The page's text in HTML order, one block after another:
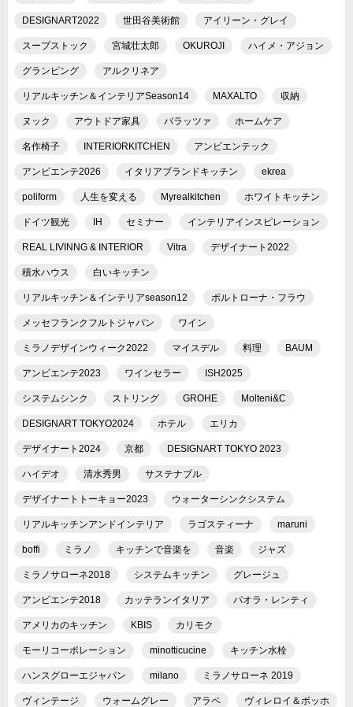
DESIGNART2022 世田谷美術館 アイリーン・グレイ
スープストック 宮城壮太郎 OKUROJI ハイメ・アジョン
グランピング アルクリネア
リアルキッチン＆インテリアSeason14 MAXALTO 収納
ヌック アウトドア家具 バラッツァ ホームケア
名作椅子 INTERIORKITCHEN アンビエンテック
アンビエンテ2026 イタリアブランドキッチン ekrea
poliform 人生を変える Myrealkitchen ホワイトキッチン
ドイツ観光 IH セミナー インテリアインスピレーション
REAL LIVINNG & INTERIOR Vitra デザイナート2022
積水ハウス 白いキッチン
リアルキッチン＆インテリアseason12 ポルトローナ・フラウ
メッセフランクフルトジャパン ワイン
ミラノデザインウィーク2022 マイスデル 料理 BAUM
アンビエンテ2023 ワインセラー ISH2025
システムシンク ストリング GROHE Molteni&C
DESIGNART TOKYO2024 ホテル エリカ
デザイナート2024 京都 DESIGNART TOKYO 2023
ハイデオ 清水秀男 サステナブル
デザイナートトーキョー2023 ウォーターシンクシステム
リアルキッチンアンドインテリア ラゴスティーナ maruni
boffi ミラノ キッチンで音楽を 音楽 ジャズ
ミラノサローネ2018 システムキッチン グレージュ
アンビエンテ2018 カッテランイタリア パオラ・レンティ
アメリカのキッチン KBIS カリモク
モーリコーポレーション minotticucine キッチン水栓
ハンスグローエジャパン milano ミラノサローネ 2019
ヴィンテージ ウォームグレー アラペ ヴィレロイ＆ボッホ